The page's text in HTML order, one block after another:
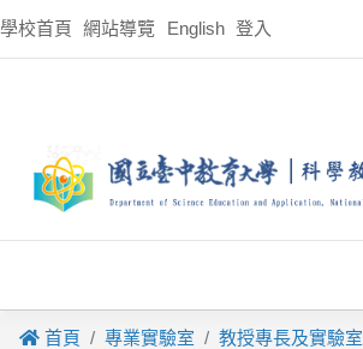
學校首頁 網站導覽 English 登入
首頁 專業實驗室
教授專長及實驗室